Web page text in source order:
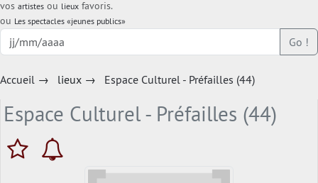
vos artistes ou lieux favoris.
ou Les spectacles «jeunes publics»
Go !
Accueil → lieux → Espace Culturel - Préfailles (44)
Espace Culturel - Préfailles (44)